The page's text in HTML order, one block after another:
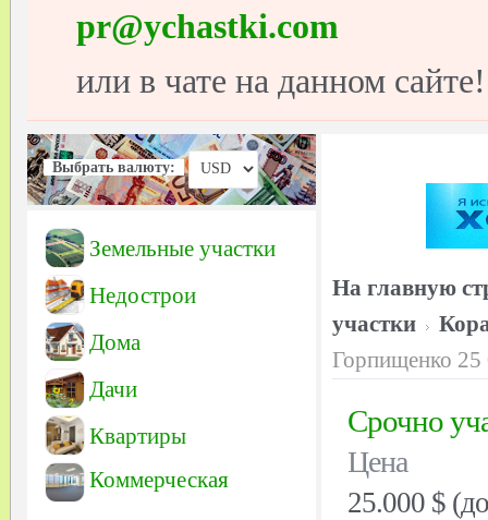
pr@ychastki.com
или в чате на данном сайте!
Выбрать валюту:
Земельные участки
Недострои
Дома
Дачи
Квартиры
Коммерческая
На главную
участки
Горпищенко 25
Срочно
Цена
25.000 $